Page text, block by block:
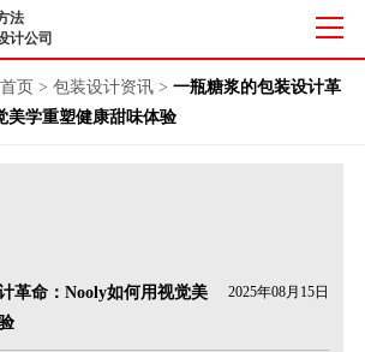
法
计公司
页 > 包装设计资讯> 一瓶糖浆的包装设计革
美学重塑健康甜味体验
革命：Nooly如何用视觉美
2025年08月15日